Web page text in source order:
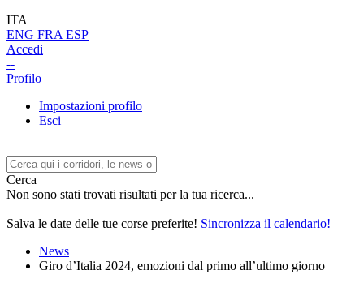
ITA
ENG FRA ESP
Accedi
--
Profilo
Impostazioni profilo
Esci
Cerca
Non sono stati trovati risultati per la tua ricerca...
Salva le date delle tue corse preferite! Sincronizza il calendario!
News
Giro d’Italia 2024, emozioni dal primo all’ultimo giorno